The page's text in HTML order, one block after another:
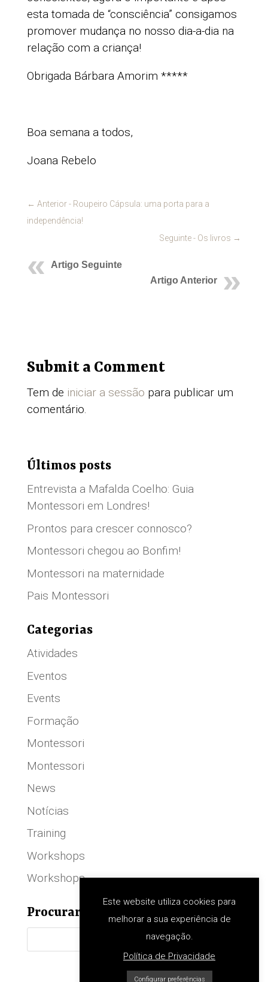
esta tomada de “consciência” consigamos
promover mudança no nosso dia-a-dia na
relação com a criança!
Obrigada Bárbara Amorim *****
Boa semana a todos,
Joana Rebelo
← Anterior - Roupeiro Cápsula: uma porta para a
independência!
Seguinte - Os livros →
Artigo Seguinte
Artigo Anterior
Submit a Comment
Tem de iniciar a sessão para publicar um
comentário.
Últimos posts
Entrevista a Mafalda Coelho: Guia
Montessori em Londres!
Prontos para crescer connosco?
Montessori chegou ao Bonfim!
Montessori na maternidade
Pais Montessori
Categorias
Atividades
Eventos
Events
Formação
Montessori
Montessori
News
Notícias
Training
Workshops
Workshops
Procurar
Este website utiliza cookies para
melhorar a sua experiência de
navegação.
Política de Privacidade
Configurar preferências